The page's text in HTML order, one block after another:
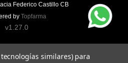
Federico Castillo CB
by Topfarma
v1.27.0
similares) para